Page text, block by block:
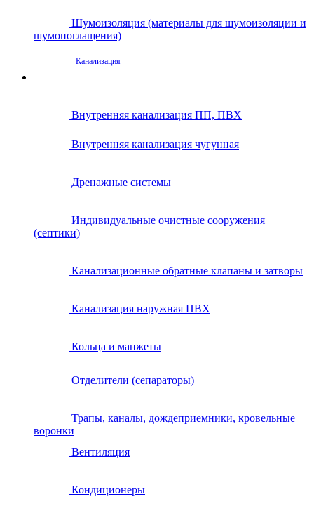
Шумоизоляция (материалы для шумоизоляции и
шумопоглащения)
Канализация
Внутренняя канализация ПП, ПВХ
Внутренняя канализация чугунная
Дренажные системы
Индивидуальные очистные сооружения
(септики)
Канализационные обратные клапаны и затворы
Канализация наружная ПВХ
Кольца и манжеты
Отделители (сепараторы)
Трапы, каналы, дождеприемники, кровельные
воронки
Вентиляция
Кондиционеры